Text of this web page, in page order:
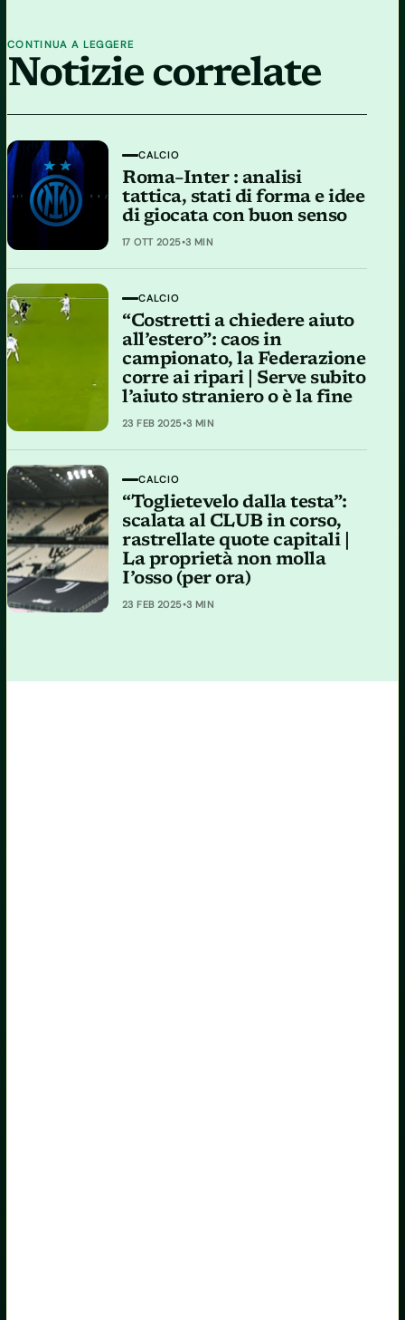
CONTINUA A LEGGERE
Notizie correlate
CALCIO
Roma–Inter : analisi
tattica, stati di forma e idee
di giocata con buon senso
17 OTT 2025•3 MIN
CALCIO
“Costretti a chiedere aiuto
all’estero”: caos in
campionato, la Federazione
corre ai ripari | Serve subito
l’aiuto straniero o è la fine
23 FEB 2025•3 MIN
CALCIO
“Toglietevelo dalla testa”:
scalata al CLUB in corso,
rastrellate quote capitali |
La proprietà non molla
I’osso (per ora)
23 FEB 2025•3 MIN